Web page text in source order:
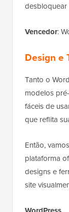
desbloquear
Vencedor:
Design e
Tanto o
modelos
fáceis de
que reflita
Então,
plataforma
designs e
site